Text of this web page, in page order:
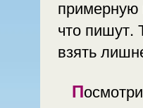
примерную
что пишут.
взять
Посмотрите что пишут о том, как